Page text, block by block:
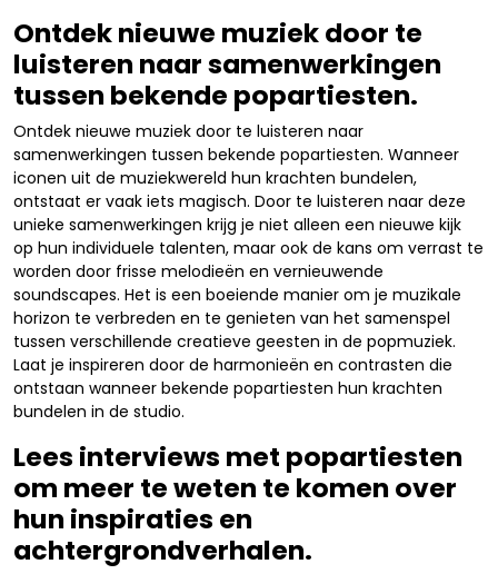
Ontdek nieuwe muziek door te
luisteren naar samenwerkingen
tussen bekende popartiesten.
Ontdek nieuwe muziek door te luisteren naar
samenwerkingen tussen bekende popartiesten. Wanneer
iconen uit de muziekwereld hun krachten bundelen,
ontstaat er vaak iets magisch. Door te luisteren naar deze
unieke samenwerkingen krijg je niet alleen een nieuwe kijk
op hun individuele talenten, maar ook de kans om verrast te
worden door frisse melodieën en vernieuwende
soundscapes. Het is een boeiende manier om je muzikale
horizon te verbreden en te genieten van het samenspel
tussen verschillende creatieve geesten in de popmuziek.
Laat je inspireren door de harmonieën en contrasten die
ontstaan wanneer bekende popartiesten hun krachten
bundelen in de studio.
Lees interviews met popartiesten
om meer te weten te komen over
hun inspiraties en
achtergrondverhalen.